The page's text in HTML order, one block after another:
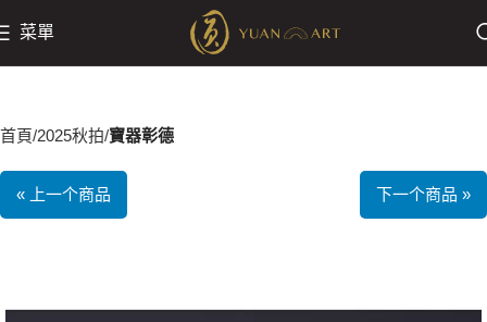
菜單
首頁 2025秋拍 寶器彰德
« 上一个商品 下一个商品 »